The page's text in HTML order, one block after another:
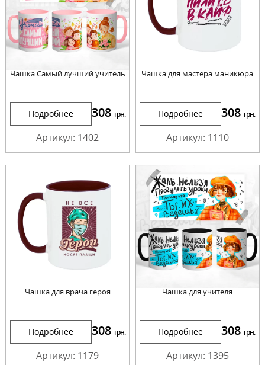
Чашка Самый лучший учитель
Подробнее 308 грн.
Артикул: 1402
Чашка для мастера маникюра
Подробнее 308 грн.
Артикул: 1110
Чашка для врача героя
Подробнее 308 грн.
Артикул: 1179
Чашка для учителя
Подробнее 308 грн.
Артикул: 1395